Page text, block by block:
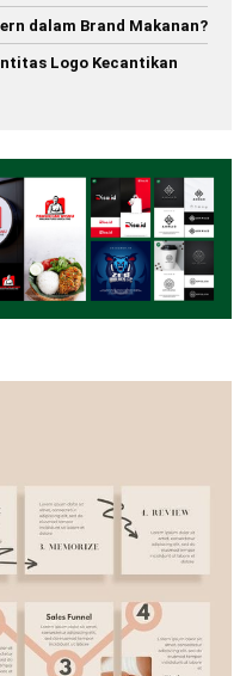
dalam Brand Makanan?
Logo Kecantikan